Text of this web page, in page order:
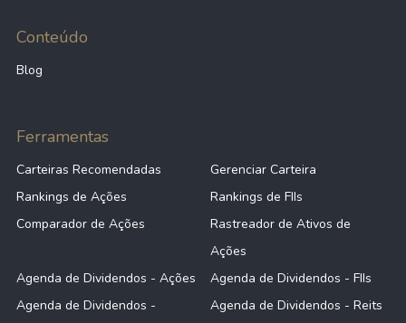
Conteúdo
Blog
Ferramentas
Carteiras Recomendadas
Gerenciar Carteira
Rankings de Ações
Rankings de FIIs
Comparador de Ações
Rastreador de Ativos de
Ações
Agenda de Dividendos - Ações
Agenda de Dividendos - FIIs
Agenda de Dividendos -
Agenda de Dividendos - Reits